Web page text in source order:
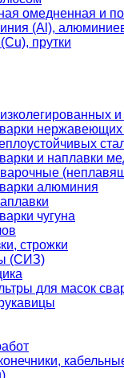
омедненная и
(Al),
прутки
и
и наплавки
алюминия
чугуна
строжки
(СИЗ)
для масок